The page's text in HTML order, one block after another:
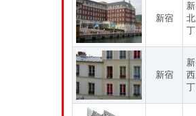
新宿
新宿